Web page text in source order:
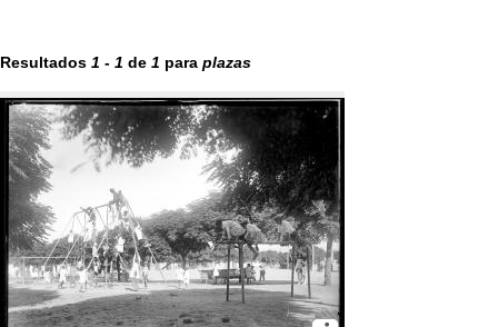
Resultados 1 - 1 de 1 para plazas